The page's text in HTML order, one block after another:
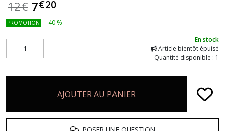
12€ 7€20
PROMOTION - 40 %
En stock
Article bientôt épuisé
Quantité disponible : 1
AJOUTER AU PANIER